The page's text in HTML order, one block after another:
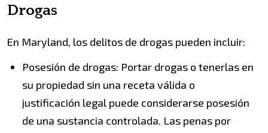
Drogas
En Maryland, los delitos de drogas pueden incluir:
Posesión de drogas: Portar drogas o tenerlas en
su propiedad sin una receta válida o
justificación legal puede considerarse posesión
de una sustancia controlada. Las penas por